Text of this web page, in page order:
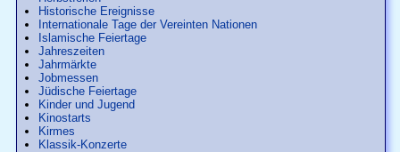
Historische Ereignisse
Internationale Tage der Vereinten Nationen
Islamische Feiertage
Jahreszeiten
Jahrmärkte
Jobmessen
Jüdische Feiertage
Kinder und Jugend
Kinostarts
Kirmes
Klassik-Konzerte